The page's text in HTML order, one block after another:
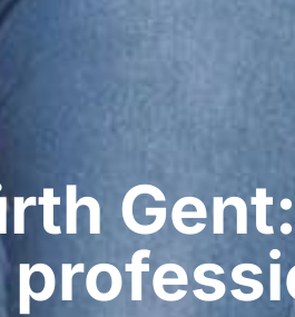
Gent: